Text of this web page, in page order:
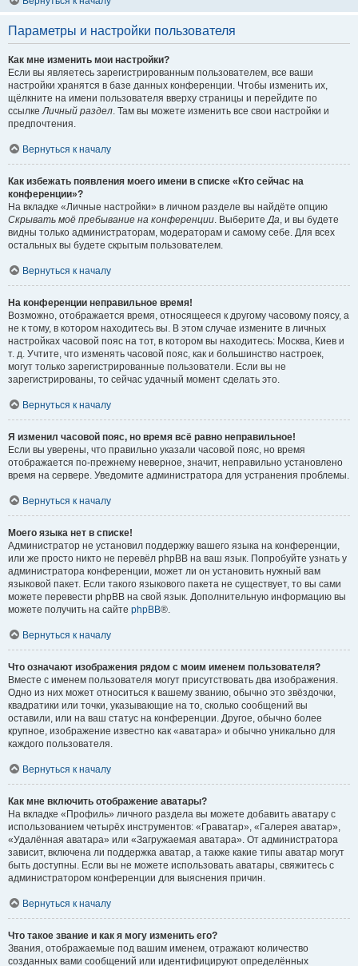
Параметры и настройки пользователя
Как мне изменить мои настройки?
Если вы являетесь зарегистрированным пользователем, все ваши
настройки хранятся в базе данных конференции. Чтобы изменить их,
щёлкните на имени пользователя вверху страницы и перейдите по
ссылкеЛичный раздел. Там вы можете изменить все свои настройки и
предпочтения.
Вернуться к началу
Как избежать появления моего имени в списке «Кто сейчас на
конференции»?
На вкладке «Личные настройки» в личном разделе вы найдёте опцию
Скрывать моё пребывание на конференции. ВыберитеДа, и вы будете
видны только администраторам, модераторам и самому себе. Для всех
остальных вы будете скрытым пользователем.
Вернуться к началу
На конференции неправильное время!
Возможно, отображается время, относящееся к другому часовому поясу, а
не к тому, в котором находитесь вы. В этом случае измените в личных
настройках часовой пояс на тот, в котором вы находитесь: Москва, Киев и
т. д. Учтите, что изменять часовой пояс, как и большинство настроек,
могут только зарегистрированные пользователи. Если вы не
зарегистрированы, то сейчас удачный момент сделать это.
Вернуться к началу
Я изменил часовой пояс, но время всё равно неправильное!
Если вы уверены, что правильно указали часовой пояс, но время
отображается по-прежнему неверное, значит, неправильно установлено
время на сервере. Уведомите администратора для устранения проблемы.
Вернуться к началу
Моего языка нет в списке!
Администратор не установил поддержку вашего языка на конференции,
или же просто никто не перевёл phpBB на ваш язык. Попробуйте узнать у
администратора конференции, может ли он установить нужный вам
языковой пакет. Если такого языкового пакета не существует, то вы сами
можете перевести phpBB на свой язык. Дополнительную информацию вы
можете получить на сайте phpBB®.
Вернуться к началу
Что означают изображения рядом с моим именем пользователя?
Вместе с именем пользователя могут присутствовать два изображения.
Одно из них может относиться к вашему званию, обычно это звёздочки,
квадратики или точки, указывающие на то, сколько сообщений вы
оставили, или на ваш статус на конференции. Другое, обычно более
крупное, изображение известно как «аватара» и обычно уникально для
каждого пользователя.
Вернуться к началу
Как мне включить отображение аватары?
На вкладке «Профиль» личного раздела вы можете добавить аватару с
использованием четырёх инструментов: «Граватар», «Галерея аватар»,
«Удалённая аватара» или «Загружаемая аватара». От администратора
зависит, включена ли поддержка аватар, а также какие типы аватар могут
быть доступны. Если вы не можете использовать аватары, свяжитесь с
администратором конференции для выяснения причин.
Вернуться к началу
Что такое звание и как я могу изменить его?
Звания, отображаемые под вашим именем, отражают количество
созданных вами сообщений или идентифицируют определённых